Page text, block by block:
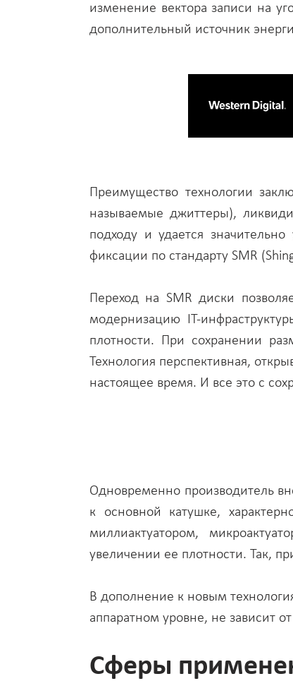
изменение вектора записи на
дополнительный источник
Преимущество технологии
называемые джиттеры),
подходу и удается
фиксации по стандарту SMR
Переход на SMR диски
модернизацию IT-
плотности. При сохранении
Технология перспективная,
настоящее время. И все это с
Одновременно производитель
к основной катушке,
миллиактуатором,
увеличении ее плотности. Так,
В дополнение к новым
аппаратном уровне, не зависит
Сферы